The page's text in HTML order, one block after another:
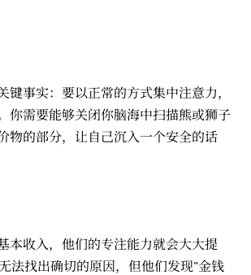
键事实：要以正常的方式集中注意力，
你需要能够关闭你脑海中扫描熊或狮子
物的部分，让自己沉入一个安全的话
本收入，他们的专注能力就会大大提
法找出确切的原因，但他们发现"金钱